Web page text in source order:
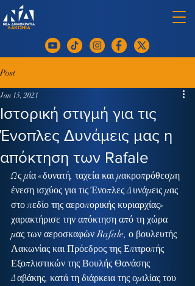
Post
Ιστορική στιγμή για τις
Ένοπλες Δυνάμεις μας η
απόκτηση των Rafale
Jan 15, 2021
Ως μία «δυνατή, ταχεία και μακροπρόθεσμη
ένεση ισχύος για τις Ένοπλες Δυνάμεις μας
στο πεδίο της αεροπορικής κυριαρχίας»
χαρακτήρισε την απόκτηση από τη χώρα
μας των αεροσκαφών Rafale, ο βουλευτής
Λακωνίας και Πρόεδρος της Επιτροπής
Εξοπλιστικών της Βουλής Θανάσης
Δαβάκης, κατά τη διάρκεια της ομιλίας του